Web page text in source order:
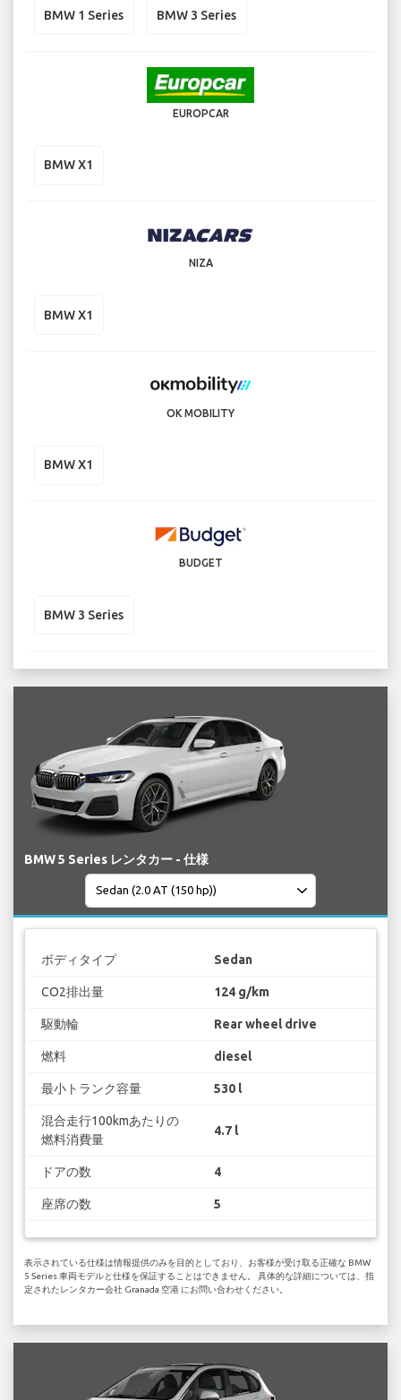
BMW 1 Series BMW 3 Series
EUROPCAR
BMW X1
NIZA
BMW X1
OK MOBILITY
BMW X1
BUDGET
BMW 3 Series
BMW 5 Series レンタカー - 仕様
ボディタイプ Sedan
CO2排出量 124 g/km
駆動輪 Rear wheel drive
燃料 diesel
最小トランク容量 530 l
混合走行100kmあたりの
燃料消費量
4.7 l
ドアの数 4
座席の数 5
表示されている仕様は情報提供のみを目的としており、お客様が受け取る正確な BMW
5 Series 車両モデルと仕様を保証することはできません。 具体的な詳細については、指
定されたレンタカー会社 Granada 空港 にお問い合わせください。